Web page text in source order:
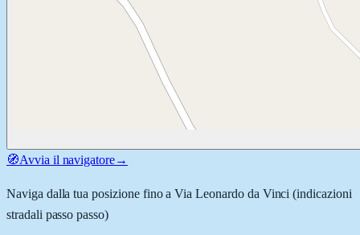
🧭Avvia il navigatore→
Naviga dalla tua posizione fino aVia Leonardo da Vinci (indicazioni
stradali passo passo)